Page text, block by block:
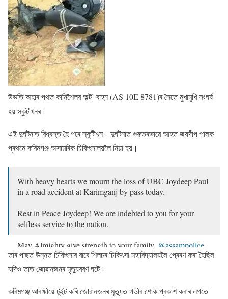
উভতি অহাৰ পথত কানিশৈলৰ অল্ট’ বাহন (AS 10E 8781)ৰ সৈতে মুখামুখি সংঘৰ্ষ
হয় স্কুটীখনৰ।
এই দুৰ্ঘটনাত বিধ্বস্ত হৈ পৰে স্কুটীখন। দুৰ্ঘটনাত গুৰুতৰভাৱে আহত জয়দীপ পালক
প্ৰথমে কৰিমগঞ্জ অসামৰিক চিকিৎসালয়লৈ নিয়া হয়।
With heavy hearts we mourn the loss of UBC Joydeep Paul
in a road accident at Karimganj by pass today.
Rest in Peace Joydeep! We are indebted to you for your
selfless service to the nation.
May Almighty give strength to your family. @assampolice
@DGPAssamPolice@gpsinghips
pic.twitter.com/91KryKsTCa
— Karimganj Police (@karimganjpolice)
তাৰ পাছত উন্নত চিকিৎসাৰ বাবে শিলচৰ চিকিৎসা মহাবিদ্যালয়লৈ প্ৰেৰণ কৰা হৈছিল
যদিও তাত জােৱানজনৰ মৃত্যুবৰণ ঘটে।
কৰিমগঞ্জ আৰক্ষীয়ে টুইট কৰি জােৱানজনৰ মৃত্যুত গভীৰ শােক প্ৰকাশ কৰাৰ লগতে